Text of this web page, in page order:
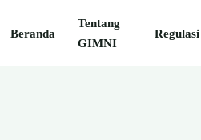
Beranda
Tentang
GIMNI
Regulasi